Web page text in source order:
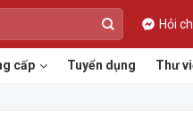
Hỏi
cấp Tuyển dụng Thư